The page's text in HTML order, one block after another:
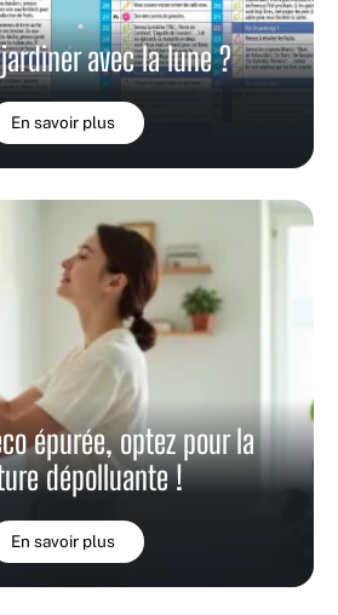
avec la lune ?
En savoir plus
épurée, optez pour la
dépolluante !
En savoir plus